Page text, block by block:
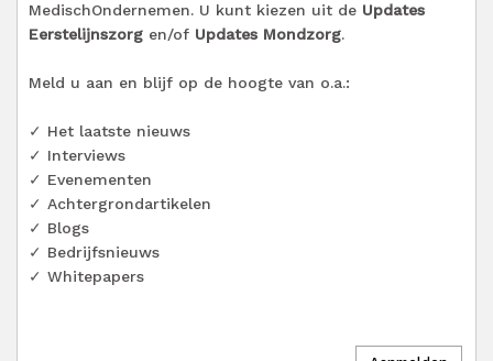
MedischOndernemen. U kunt kiezen uit de Updates
Eerstelijnszorg en/of Updates Mondzorg.
Meld u aan en blijf op de hoogte van o.a.:
✓ Het laatste nieuws
✓ Interviews
✓ Evenementen
✓ Achtergrondartikelen
✓ Blogs
✓ Bedrijfsnieuws
✓ Whitepapers